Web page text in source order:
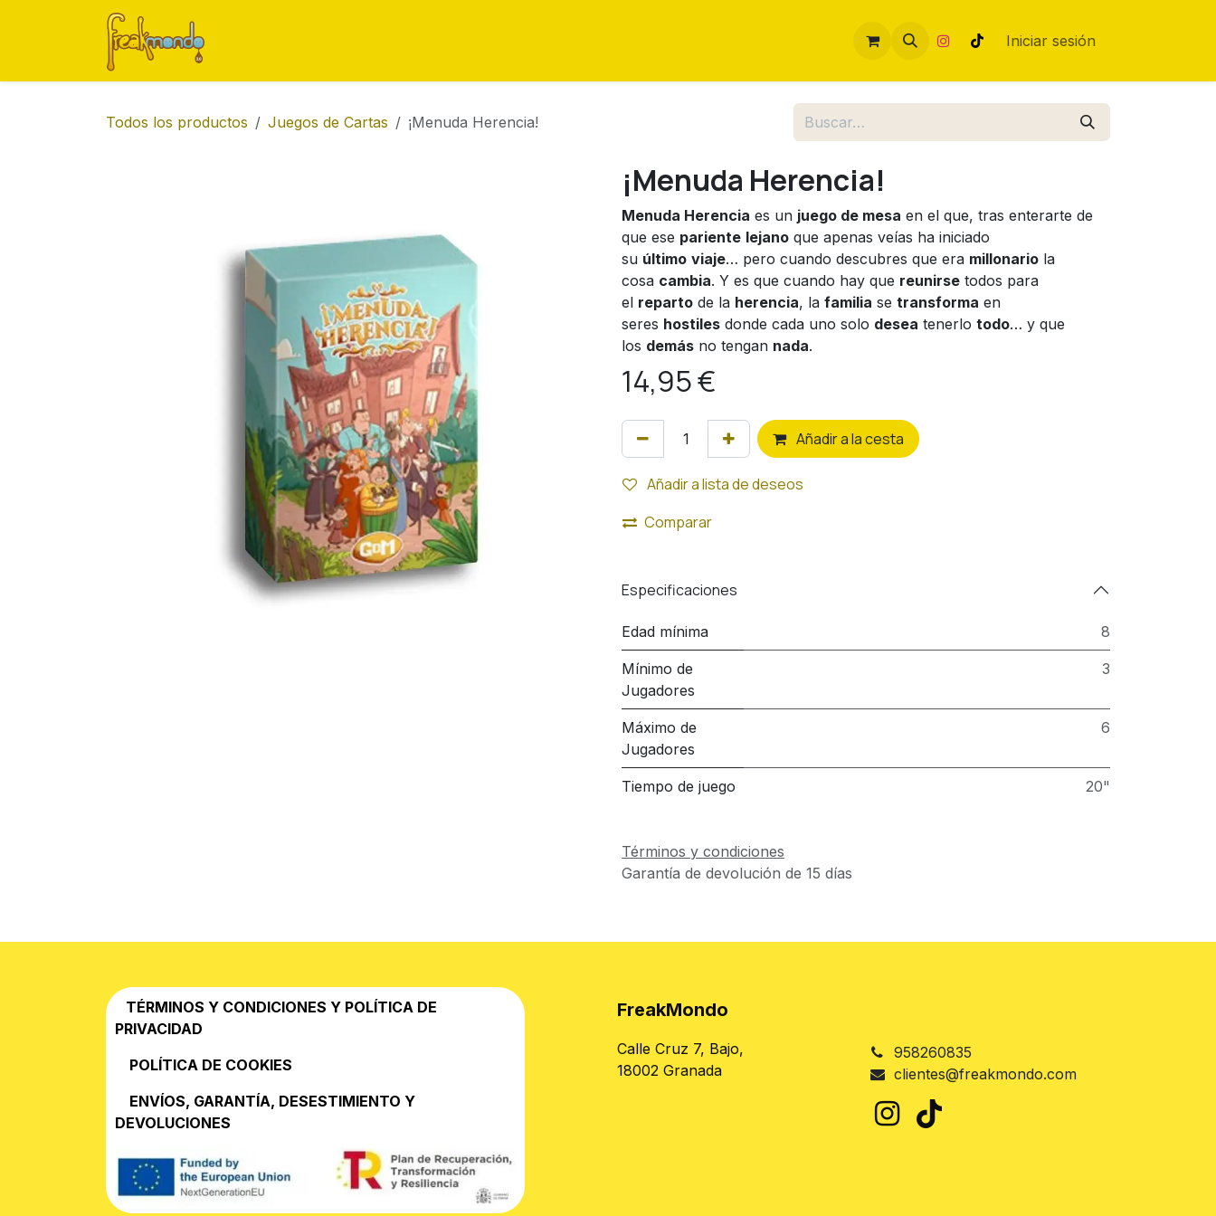
Iniciar sesión
Todos los productos Juegos de Cartas ¡Menuda Herencia!
¡Menuda Herencia!
Menuda Herencia es un juego de mesa en el que, tras enterarte de
que ese pariente lejano que apenas veías ha iniciado
su último viaje… pero cuando descubres que era millonario la
cosa cambia. Y es que cuando hay que reunirse todos para
el reparto de la herencia, la familia se transforma en
seres hostiles donde cada uno solo desea tenerlo todo… y que
los demás no tengan nada.
14,95€
Añadir a la cesta
Añadir a lista de deseos
Comparar
Especificaciones
Edad mínima 8
Mínimo de
Jugadores
3
Máximo de
Jugadores
6
Tiempo de juego 20"
Términos y condiciones
Garantía de devolución de 15 días
958260835
clientes@freakmondo.com
FreakMondo
Calle Cruz 7, Bajo,
18002 Granada
TÉRMINOS Y CONDICIONES Y POLÍTICA DE
PRIVACIDAD
POLÍTICA DE COOKIES
EN​VÍOS, GARANTÍA, DESESTIMIENTO Y
DEVOLUCIONES